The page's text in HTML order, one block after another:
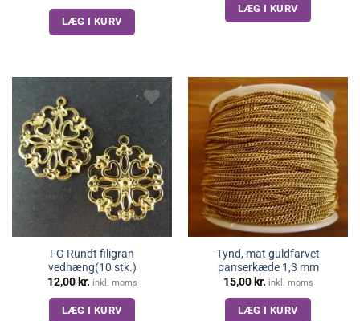
LÆG I KURV
LÆG I KURV
FG Rundt filigran
vedhæng(10 stk.)
12,00 kr. inkl. moms
LÆG I KURV
Tynd, mat guldfarvet
panserkæde 1,3 mm
15,00 kr. inkl. moms
LÆG I KURV